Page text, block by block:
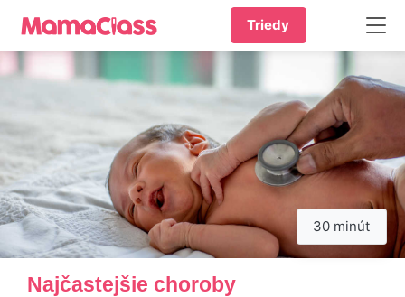
Triedy
30 minút
Najčastejšie choroby